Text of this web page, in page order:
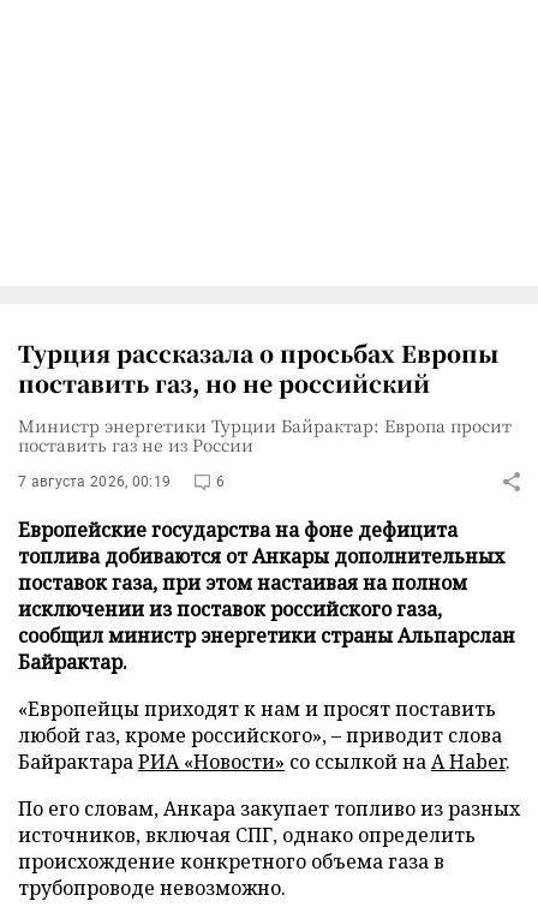
Турция рассказала о просьбах Европы
поставить газ, но не российский
Министр энергетики Турции Байрактар: Европа просит
поставить газ не из России
7 августа 2026, 00:19 6
Европейские государства на фоне дефицита
топлива добиваются от Анкары дополнительных
поставок газа, при этом настаивая на полном
исключении из поставок российского газа,
сообщил министр энергетики страны Альпарслан
Байрактар.
«Европейцы приходят к нам и просят поставить
любой газ, кроме российского», – приводит слова
БайрактараРИА «Новости» со ссылкой наA Haber.
По его словам, Анкара закупает топливо из разных
источников, включая СПГ, однако определить
происхождение конкретного объема газа в
трубопроводе невозможно.